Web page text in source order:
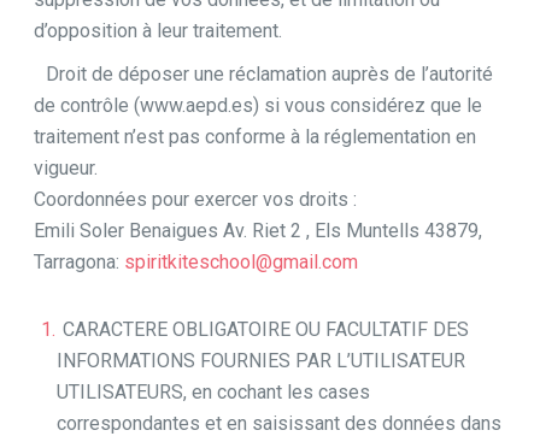
d’opposition à leur traitement.
Droit de déposer une réclamation auprès de l’autorité
de contrôle (www.aepd.es) si vous considérez que le
traitement n’est pas conforme à la réglementation en
vigueur.
Coordonnées pour exercer vos droits :
Emili Soler Benaigues Av. Riet 2 , Els Muntells 43879,
Tarragona: spiritkiteschool@gmail.com
CARACTERE OBLIGATOIRE OU FACULTATIF DES
INFORMATIONS FOURNIES PAR L’UTILISATEUR
UTILISATEURS, en cochant les cases
correspondantes et en saisissant des données dans